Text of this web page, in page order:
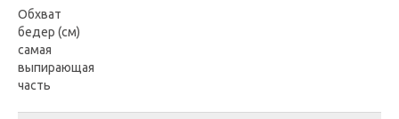
Обхват
бедер (см)
самая
выпирающая
часть